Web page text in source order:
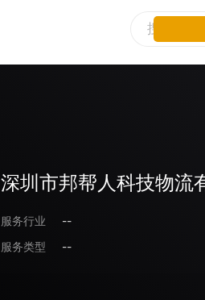
深圳市邦帮人科技物流
服务行业
--
服务类型
--